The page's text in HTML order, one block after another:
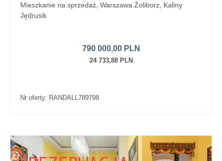
Mieszkanie na sprzedaż, Warszawa Żoliborz, Kaliny
Jędrusik
790 000,00 PLN
24 733,88 PLN
Nr oferty: RANDALL789798